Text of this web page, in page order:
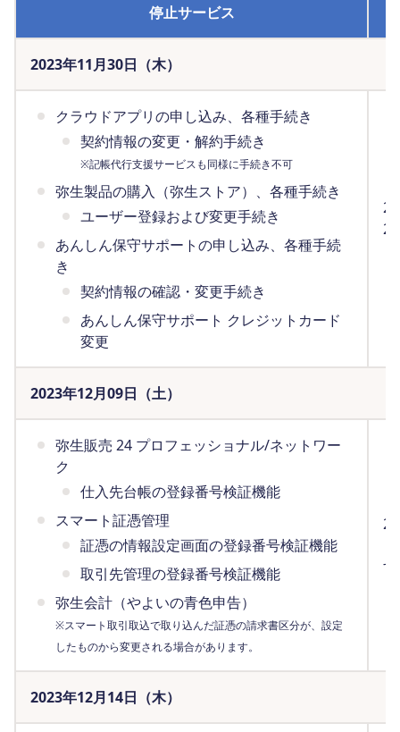
停止サービス
2023年11月30日（木）
クラウドアプリの申し込み、各種手続き
契約情報の変更・解約手続き
※記帳代行支援サービスも同様に手続き不可
弥生製品の購入（弥生ストア）、各種手続き
ユーザー登録および変更手続き
あんしん保守サポートの申し込み、各種手続
き
契約情報の確認・変更手続き
あんしん保守サポート クレジットカード
変更
2023年12月09日（土）
弥生販売 24 プロフェッショナル/ネットワー
ク
仕入先台帳の登録番号検証機能
スマート証憑管理
証憑の情報設定画面の登録番号検証機能
取引先管理の登録番号検証機能
弥生会計（やよいの青色申告）
※スマート取引取込で取り込んだ証憑の請求書区分が、設定
したものから変更される場合があります。
2023年12月14日（木）